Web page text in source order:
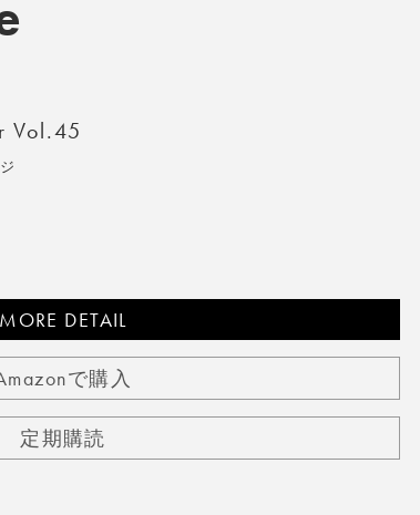
Vol.45
MORE DETAIL
で購入
定期購読